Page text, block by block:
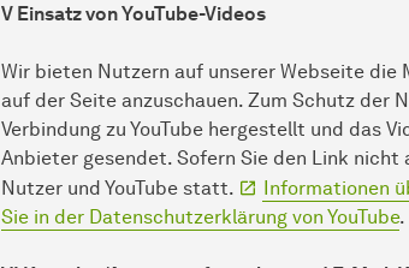
V Einsatz von YouTube-Videos
Wir bieten Nutzern auf unserer Webseite die
auf der Seite anzuschauen. Zum Schutz der
Verbindung zu YouTube hergestellt und das
Anbieter gesendet. Sofern Sie den Link
Nutzer und YouTube statt.
Informationen
Sie in der Datenschutzerklärung von YouTube.